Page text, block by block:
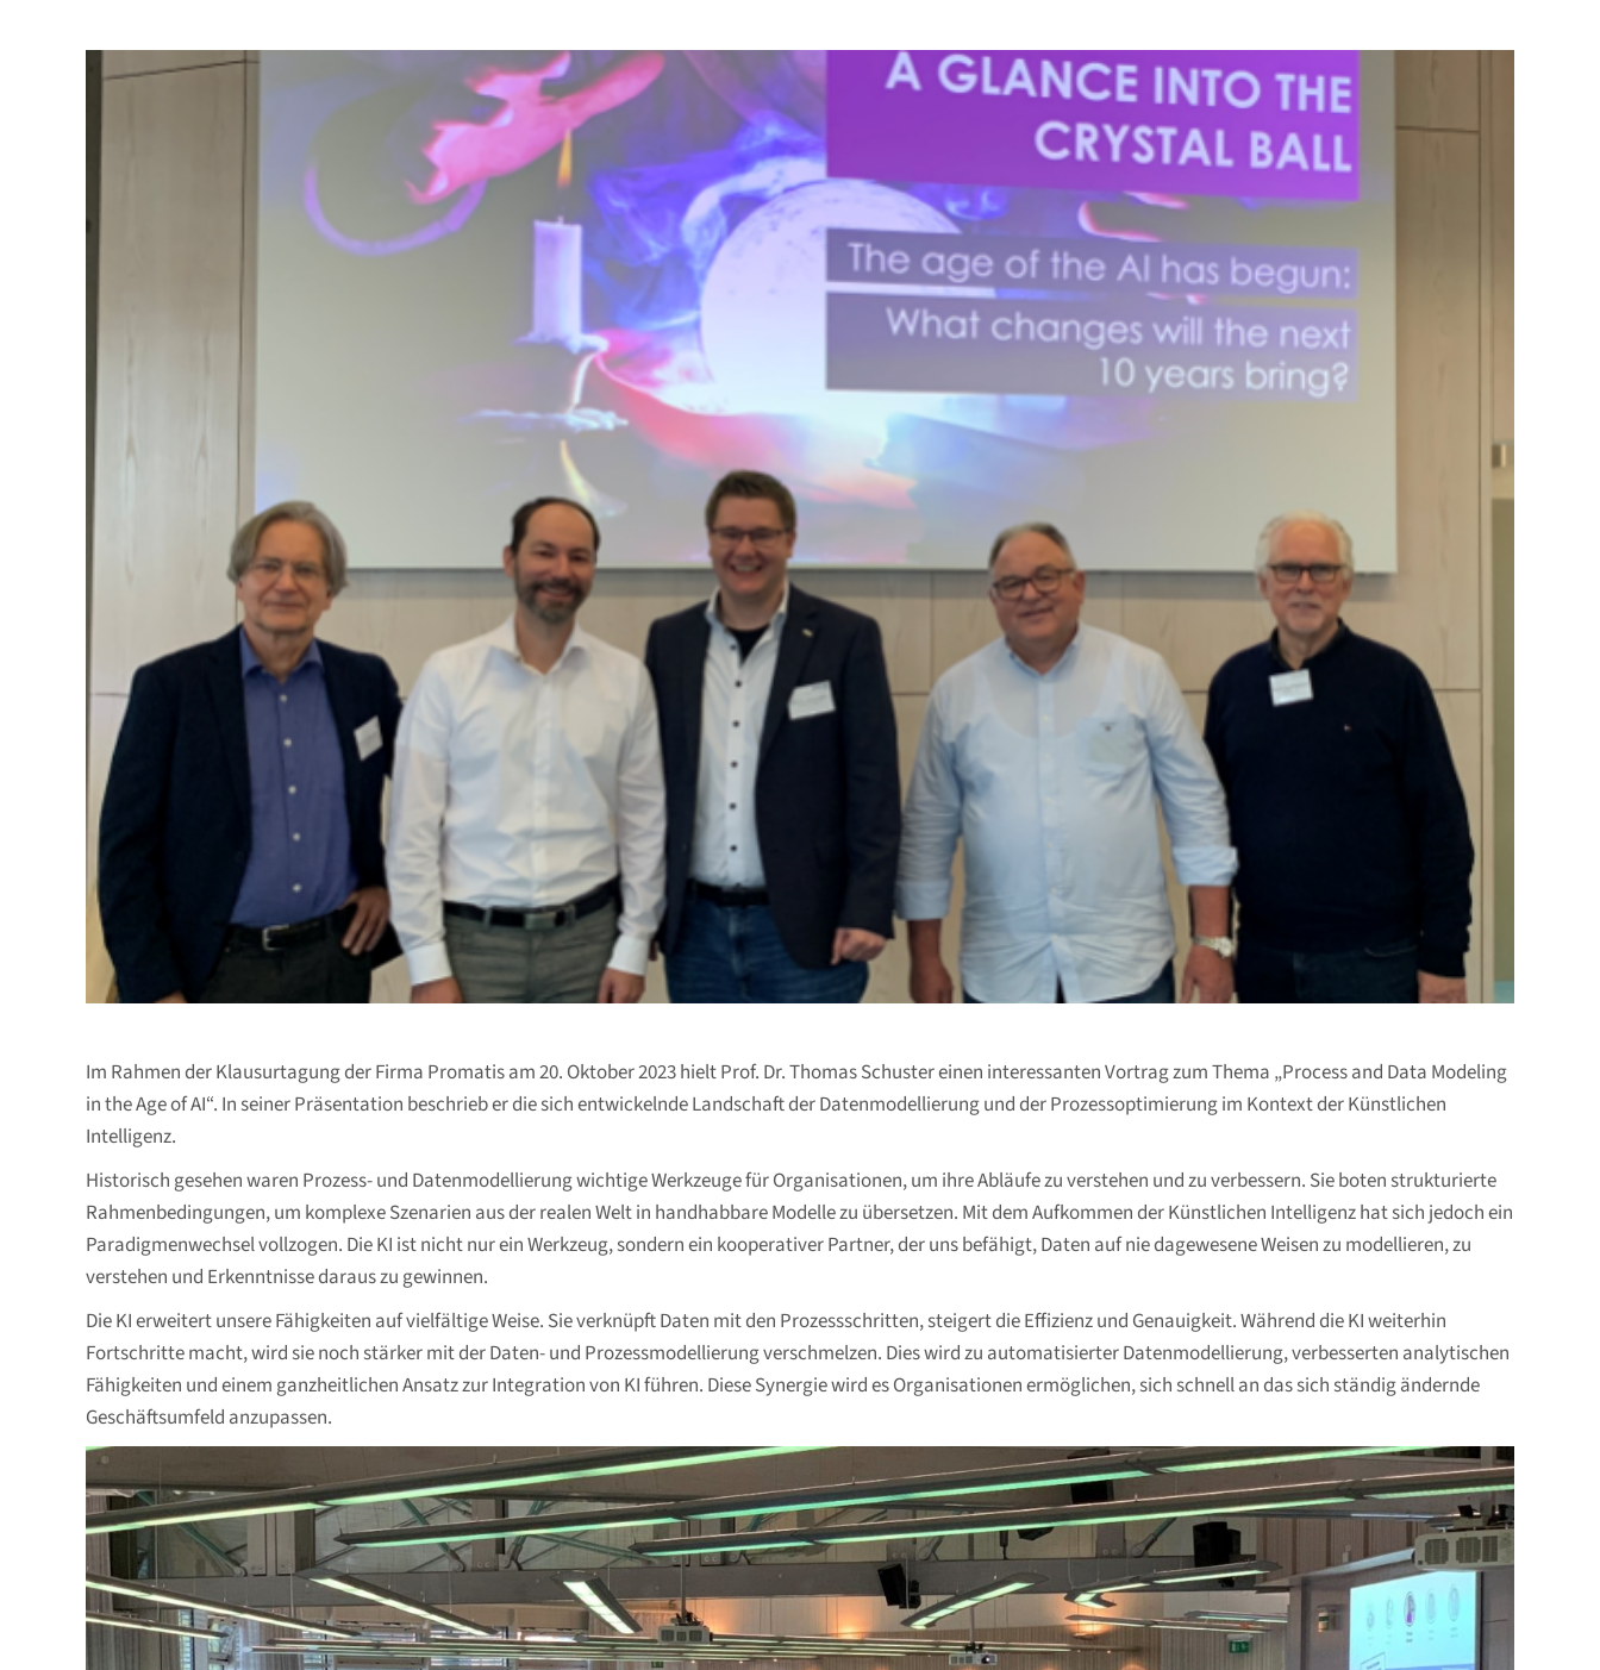
Im Rahmen der Klausurtagung der Firma Promatis am 20. Oktober 2023 hielt Prof. Dr. Thomas Schuster einen interessanten Vortrag zum Thema „Process and Data Modeling
in the Age of AI“. In seiner Präsentation beschrieb er die sich entwickelnde Landschaft der Datenmodellierung und der Prozessoptimierung im Kontext der Künstlichen
Intelligenz.
Historisch gesehen waren Prozess- und Datenmodellierung wichtige Werkzeuge für Organisationen, um ihre Abläufe zu verstehen und zu verbessern. Sie boten strukturierte
Rahmenbedingungen, um komplexe Szenarien aus der realen Welt in handhabbare Modelle zu übersetzen. Mit dem Aufkommen der Künstlichen Intelligenz hat sich jedoch ein
Paradigmenwechsel vollzogen. Die KI ist nicht nur ein Werkzeug, sondern ein kooperativer Partner, der uns befähigt, Daten auf nie dagewesene Weisen zu modellieren, zu
verstehen und Erkenntnisse daraus zu gewinnen.
Die KI erweitert unsere Fähigkeiten auf vielfältige Weise. Sie verknüpft Daten mit den Prozessschritten, steigert die Effizienz und Genauigkeit. Während die KI weiterhin
Fortschritte macht, wird sie noch stärker mit der Daten- und Prozessmodellierung verschmelzen. Dies wird zu automatisierter Datenmodellierung, verbesserten analytischen
Fähigkeiten und einem ganzheitlichen Ansatz zur Integration von KI führen. Diese Synergie wird es Organisationen ermöglichen, sich schnell an das sich ständig ändernde
Geschäftsumfeld anzupassen.